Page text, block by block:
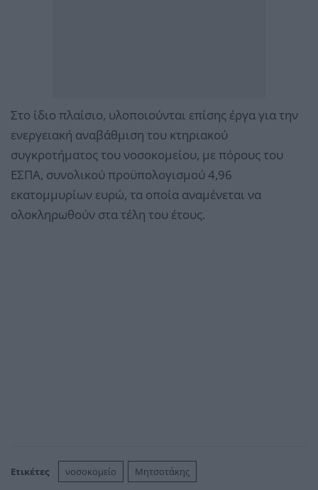
Στο ίδιο πλαίσιο, υλοποιούνται επίσης έργα για την
ενεργειακή αναβάθμιση του κτηριακού
συγκροτήματος του νοσοκομείου, με πόρους του
ΕΣΠΑ, συνολικού προϋπολογισμού 4,96
εκατομμυρίων ευρώ, τα οποία αναμένεται να
ολοκληρωθούν στα τέλη του έτους.
Ετικέτες νοσοκομείο Μητσοτάκης